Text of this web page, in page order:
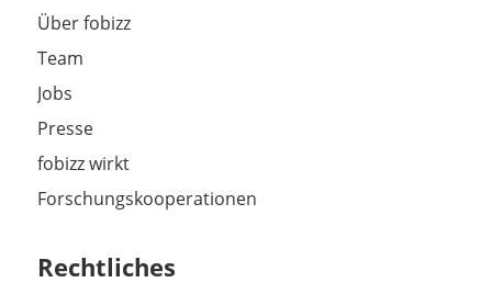
Über fobizz
Team
Jobs
Presse
fobizz wirkt
Forschungskooperationen
Rechtliches